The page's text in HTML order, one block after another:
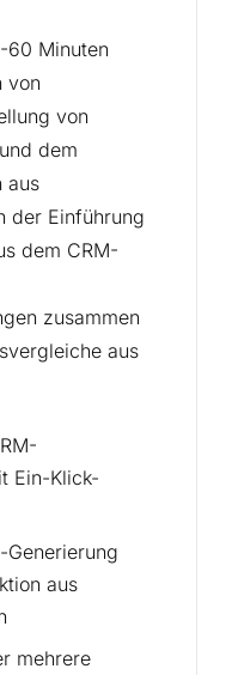
60 Minuten
von
von
dem
aus
der Einführung
dem CRM-
zusammen
aus
Ein-Klick-
Generierung
aus
mehrere